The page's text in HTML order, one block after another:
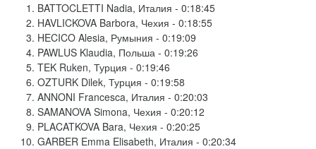
BATTOCLETTI Nadia, Италия - 0:18:45
HAVLICKOVA Barbora, Чехия - 0:18:55
HECICO Alesia, Румыния - 0:19:09
PAWLUS Klaudia, Польша - 0:19:26
TEK Ruken, Турция - 0:19:46
OZTURK Dilek, Турция - 0:19:58
ANNONI Francesca, Италия - 0:20:03
SAMANOVA Simona, Чехия - 0:20:12
PLACATKOVA Bara, Чехия - 0:20:25
GARBER Emma Elisabeth, Италия - 0:20:34